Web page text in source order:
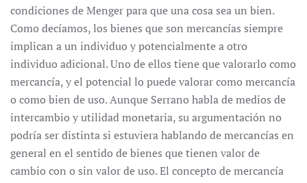
condiciones de Menger para que una cosa sea un bien.
Como decíamos, los bienes que son mercancías siempre
implican a un individuo y potencialmente a otro
individuo adicional. Uno de ellos tiene que valorarlo como
mercancía, y el potencial lo puede valorar como mercancía
o como bien de uso. Aunque Serrano habla de medios de
intercambio y utilidad monetaria, su argumentación no
podría ser distinta si estuviera hablando de mercancías en
general en el sentido de bienes que tienen valor de
cambio con o sin valor de uso. El concepto de mercancía